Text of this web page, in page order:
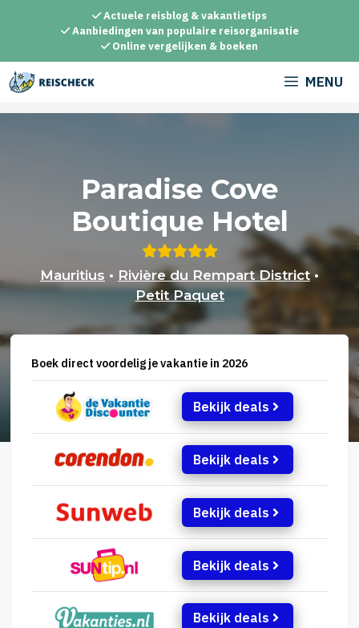
inhoud
Actuele reisblog & vakantietips
Aanbiedingen van populaire reisorganisatie
Online vergelijken & boeken
MENU
Paradise Cove
Boutique Hotel
Mauritius • Rivière du Rempart District•
Petit Paquet
Boek direct voordelig je vakantie in 2026
Bekijk deals
Bekijk deals
Bekijk deals
Bekijk deals
Bekijk deals